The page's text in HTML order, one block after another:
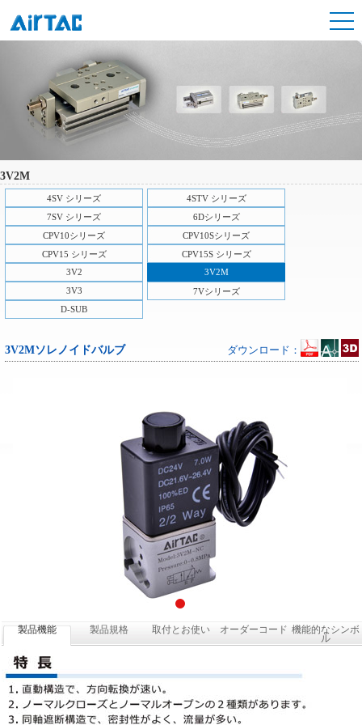
3V2M
4SV シリーズ
4STV シリーズ
7SV シリーズ
6Dシリーズ
CPV10シリーズ
CPV10Sシリーズ
CPV15 シリーズ
CPV15S シリーズ
3V2
3V2M
3V3
7Vシリーズ
D-SUB
3V2Mソレノイドバルブ ダウンロード：
製品機能 製品規格 取付とお使い オーダーコード 機能的なシンボ
ル